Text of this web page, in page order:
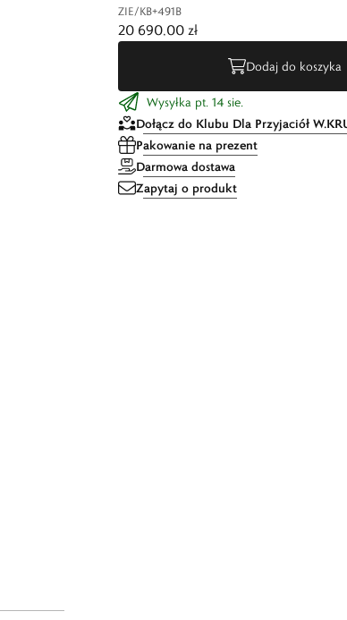
ZIE/KB+491B
20 690,00 zł
Dodaj do koszyka
Wysyłka pt. 14 sie.
Dołącz do Klubu Dla Przyjaciół
Pakowanie na prezent
Darmowa dostawa
Zapytaj o produkt